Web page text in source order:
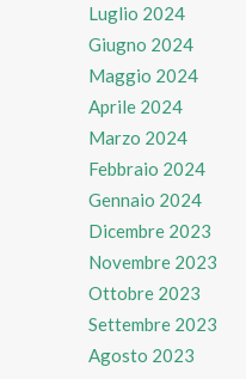
Luglio 2024
Giugno 2024
Maggio 2024
Aprile 2024
Marzo 2024
Febbraio 2024
Gennaio 2024
Dicembre 2023
Novembre 2023
Ottobre 2023
Settembre 2023
Agosto 2023